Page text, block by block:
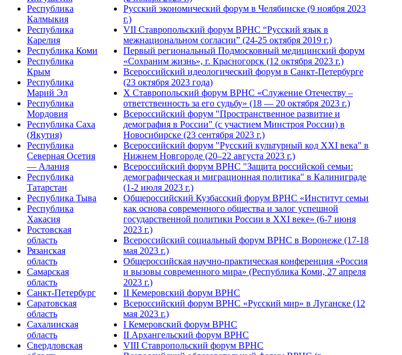
Республика
Калмыкия
Республика
Карелия
Республика Коми
Республика
Крым
Республика
Марий Эл
Республика
Мордовия
Республика Саха
(Якутия)
Республика
Северная Осетия
— Алания
Республика
Татарстан
Республика Тыва
Республика
Хакасия
Ростовская
область
Рязанская
область
Самарская
область
Санкт-Петербург
Саратовская
область
Сахалинская
область
Свердловская
Русский экономический форум в Челябинске (9 ноября 2023
г.)
VII Ставропольский форум ВРНС “Русский язык в
межнациональном согласии” (24-25 октября 2019 г.)
Первый региональный Подмосковный медицинский форум
«Сохраним жизнь», г. Красногорск (12 октября 2023 г.)
Всероссийский идеологический форум в Санкт-Петербурге
(23 октября 2023 года)
X Ставропольский форум ВРНС «Служение Отечеству –
ответственность за его судьбу» (18 — 20 октября 2023 г.)
Всероссийский форум "Пространственное развитие и
демография в России" (с участием Минстроя России) в
Новосибирске (23 сентября 2023 г.)
Всероссийский форум "Русский культурный код XXI века" в
Нижнем Новгороде (20–22 августа 2023 г.)
Всероссийский форум ВРНС "Защита российской семьи:
демографическая и миграционная политика" в Калиниграде
(1-2 июля 2023 г.)
Общероссийский Кузбасский форум ВРНС «Институт семьи
как основа современного общества и залог успешной
государственной политики России в ХХI веке» (6-7 июня
2023 г.)
Всероссийский социальный форум ВРНС в Воронеже (17-18
мая 2023 г.)
Общероссийская научно-практическая конференция «Россия
и вызовы современного мира» (Республика Коми, 27 апреля
2023 г.)
II Кемеровский форум ВРНС
Всероссийский форум ВРНС «Русский мир» в Луганске (12
мая 2023 г.)
I Кемеровский форум ВРНС
II Архангельский форум ВРНС
VIII Ставропольский форум ВРНС